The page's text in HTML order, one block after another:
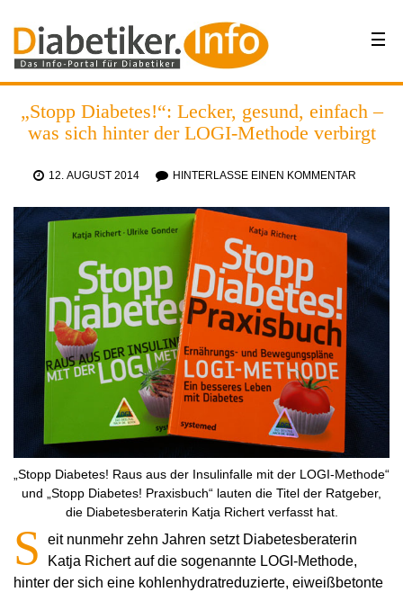
„Stopp Diabetes!“: Lecker, gesund, einfach –
was sich hinter der LOGI-Methode verbirgt
12. AUGUST 2014 HINTERLASSE EINEN KOMMENTAR
„Stopp Diabetes! Raus aus der Insulinfalle mit der LOGI-Methode“
und „Stopp Diabetes! Praxisbuch“ lauten die Titel der Ratgeber,
die Diabetesberaterin Katja Richert verfasst hat.
S
eit nunmehr zehn Jahren setzt Diabetesberaterin
Katja Richert auf die sogenannte LOGI-Methode,
hinter der sich eine kohlenhydratreduzierte, eiweißbetonte